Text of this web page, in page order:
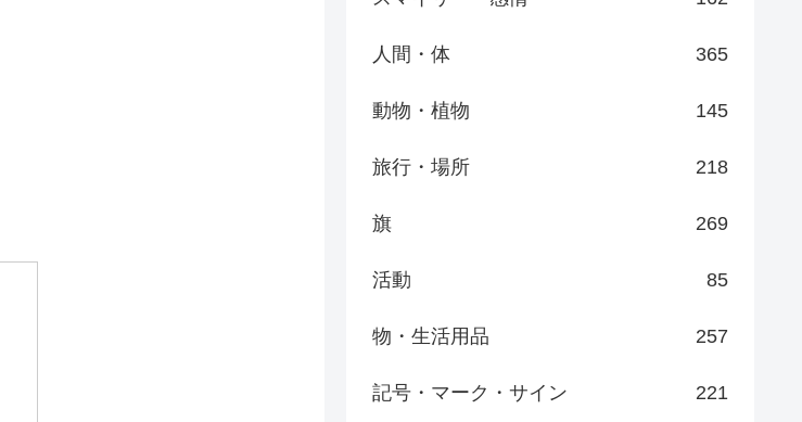
人間・体 365
動物・植物 145
旅行・場所 218
旗 269
活動 85
物・生活用品 257
記号・マーク・サイン 221